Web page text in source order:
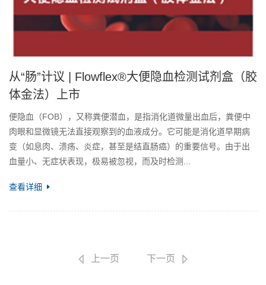
从“肠”计议 | Flowflex®大便隐血检测试剂盒（胶
体金法）上市
便隐血（FOB），又称粪便潜血，是指消化道微量出血后，粪便中
肉眼和显微镜无法直接观察到的血液成分。它可能是消化道早期病
变（如息肉、溃疡、炎症，甚至是结直肠癌）的重要信号。由于出
血量小、无症状表现，极易被忽视，而及时检测...
查看详细
上一页 下一页